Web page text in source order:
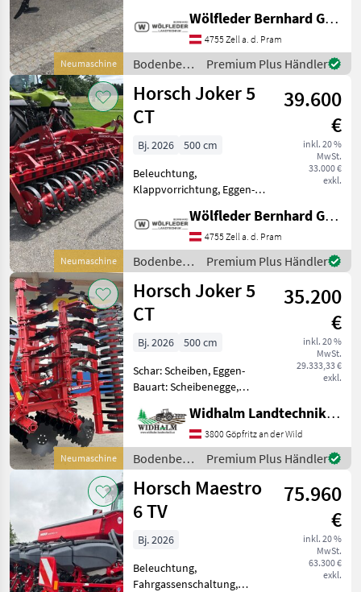
Neumaschine
4, 00 m - Transportbreite: 3,
00 m - Transporthöhe: 2, 60
m - Länge: 4, 00 m -
TerraGrip Zinken - Gewicht
Terr
Wölfleder Bernhard GmbH
4755 Zell a. d. Pram
Bodenbearbeitung
/ Horsch
Premium Plus Händler
Neumaschine
Horsch Joker 5
CT
39.600
€
inkl. 20 %
MwSt.
33.000 €
exkl.
Bj. 2026
500 cm
Beleuchtung,
Klappvorrichtung, Eggen-
Arbeitsbreite: 5, 00 m -
Transportbreite: 2, 95 m -
Transporthöhe: 2, 80 m -
Länge: 2, 90 m - inkl.
DiscSystem
Wölfleder Bernhard GmbH
4755 Zell a. d. Pram
Bodenbearbeitung
/ Horsch
Premium Plus Händler
Neumaschine
Horsch Joker 5
CT
35.200
€
inkl. 20 %
MwSt.
29.333,33 €
exkl.
Bj. 2026
500 cm
Schar: Scheiben, Eggen-
Bauart: Scheibenegge,
Klappvorrichtung -
Seitenbegrenzung - RollFlex
Packer - Hydraulische
Tiefenverstellung - 52cm
Scheiben Bod
Widhalm Landtechnik GmbH
3800 Göpfritz an der Wild
Bodenbearbeitung
/ Horsch
Premium Plus Händler
Horsch Maestro
6 TV
75.960
€
inkl. 20 %
MwSt.
63.300 €
exkl.
Bj. 2026
Beleuchtung,
Fahrgassenschaltung,